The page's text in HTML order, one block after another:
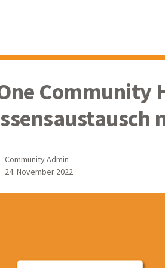
Community
Community Admin
24. November 2022